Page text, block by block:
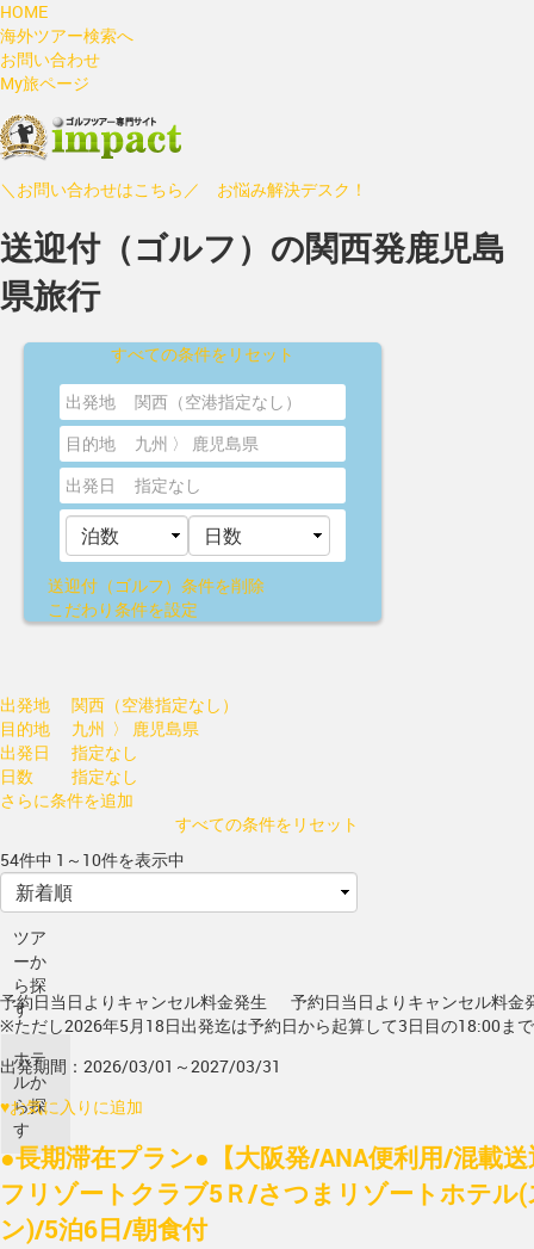
HOME
海外ツアー検索へ
お問い合わせ
My旅ページ
＼お問い合わせはこちら／ お悩み解決デスク！
送迎付（ゴルフ）の関西発鹿児島
県旅行
すべての条件をリセット
出発地
関西（空港指定なし）
目的地
九州 〉 鹿児島県
出発日
指定なし
送迎付（ゴルフ） 条件を削除
こだわり条件を設定
出発地
関西（空港指定なし）
目的地
九州 〉 鹿児島県
出発日
指定なし
日数
指定なし
さらに条件を追加
すべての条件をリセット
54件中 1～10件を表示中
ツア
ーか
ら探
す
ホテ
ルか
ら探
す
予約日当日よりキャンセル料金発生
予約日当日よりキャンセル料金
※ただし2026年5月18日出発迄は予約日から起算して3日目の18:00ま
出発期間：2026/03/01～2027/03/31
♥お気に入りに追加
●長期滞在プラン●【大阪発/ANA便利用/混載
フリゾートクラブ5Ｒ/さつまリゾートホテル
ン)/5泊6日/朝食付